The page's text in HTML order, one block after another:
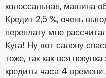
колоссальная, машина
Кредит 2,5 %, очень
переплату мне
Куга! Ну вот салону
тоже, так как вся
кредиты часа 4